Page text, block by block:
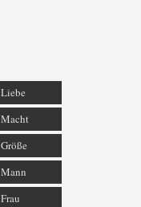
Liebe
Macht
Größe
Mann
Frau